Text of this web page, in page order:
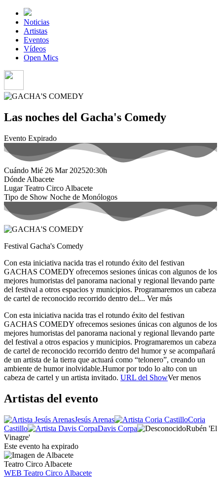
Noticias
Artistas
Eventos
Vídeos
Open Mics
Las noches del Gacha's Comedy
Evento Expirado
Cuándo Mié 26 Mar 202520:30h
Dónde Albacete
LugarTeatro Circo Albacete
Tipo de Show Noche de Monólogos
Festival Gacha's Comedy
Con esta iniciativa nacida tras el rotundo éxito del festivan
GACHAS COMEDY ofrecemos sesiones únicas con algunos de los
mejores humoristas del panorama nacional y regional llevando parte
del festival a otros espacios y municipios. Programaremos un cabeza
de cartel de reconocido recorrido dentro del... Ver más
Con esta iniciativa nacida tras el rotundo éxito del festivan
GACHAS COMEDY ofrecemos sesiones únicas con algunos de los
mejores humoristas del panorama nacional y regional llevando parte
del festival a otros espacios y municipios. Programaremos un cabeza
de cartel de reconocido recorrido dentro del humor y se acompañará
de un artista de la tierra que actuará como “telonero”, creando un
ambiente de humor inolvidable.Humor por todo lo alto con un
cabeza de cartel y un artista invitado. URL del ShowVer menos
Artistas del evento
Jesús Arenas
Coria
Castillo
Davis Corpa
Rubén 'El
Vinagre'
Este evento ha expirado
Teatro Circo Albacete
WEB Teatro Circo Albacete